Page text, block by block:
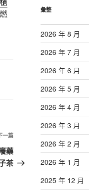
下
一
篇
一篇
藥
茶
彙整
2026 年 8 月
2026 年 7 月
2026 年 6 月
2026 年 5 月
2026 年 4 月
2026 年 3 月
2026 年 2 月
2026 年 1 月
2025 年 12 月